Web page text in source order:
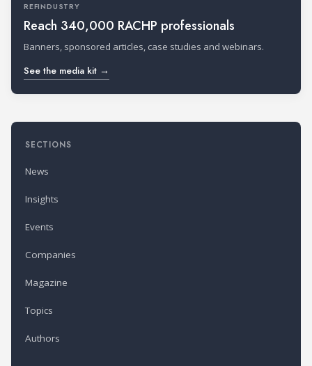
REFINDUSTRY
Reach 340,000 RACHP professionals
Banners, sponsored articles, case studies and webinars.
See the media kit →
SECTIONS
News
Insights
Events
Companies
Magazine
Topics
Authors